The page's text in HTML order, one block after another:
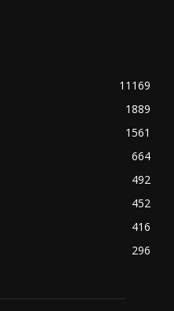
11169
1889
1561
664
492
452
416
296